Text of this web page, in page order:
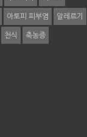
아토피 피부염 알레르기
천식 축농증